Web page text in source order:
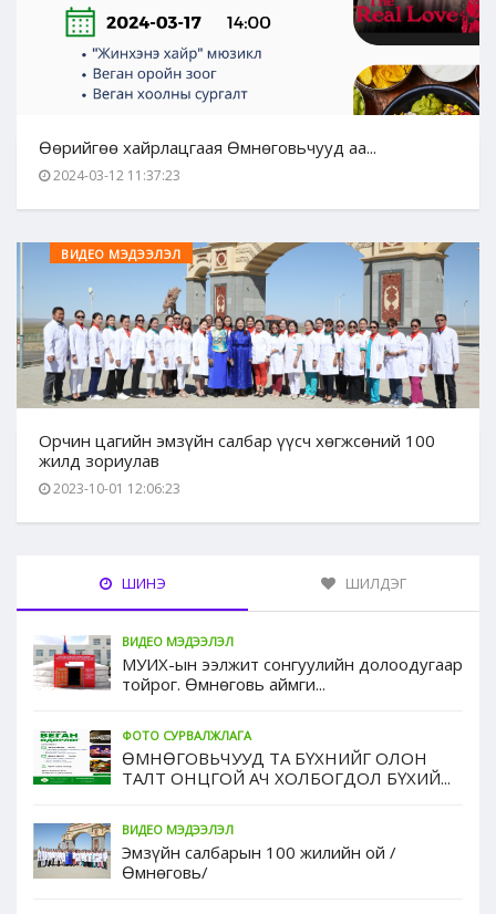
Өөрийгөө хайрлацгаая Өмнөговьчууд аа...
2024-03-12 11:37:23
ВИДЕО МЭДЭЭЛЭЛ
Орчин цагийн эмзүйн салбар үүсч хөгжсөний 100
жилд зориулав
2023-10-01 12:06:23
ШИНЭ ШИЛДЭГ
ВИДЕО МЭДЭЭЛЭЛ
МУИХ-ын ээлжит сонгуулийн долоодугаар
тойрог. Өмнөговь аймги...
ФОТО СУРВАЛЖЛАГА
ӨМНӨГОВЬЧУУД ТА БҮХНИЙГ ОЛОН
ТАЛТ ОНЦГОЙ АЧ ХОЛБОГДОЛ БҮХИЙ...
ВИДЕО МЭДЭЭЛЭЛ
Эмзүйн салбарын 100 жилийн ой /
Өмнөговь/